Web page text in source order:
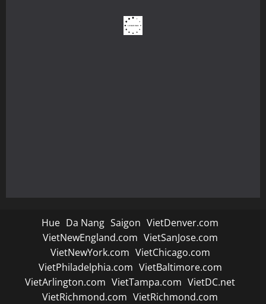
Hue Da Nang Saigon VietDenver.com
VietNewEngland.com VietSanJose.com
VietNewYork.com VietChicago.com
VietPhiladelphia.com VietBaltimore.com
VietArlington.com VietTampa.com VietDC.net
VietRichmond.com VietRichmond.com